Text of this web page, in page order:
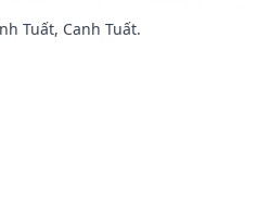
Tuất, Canh Tuất.